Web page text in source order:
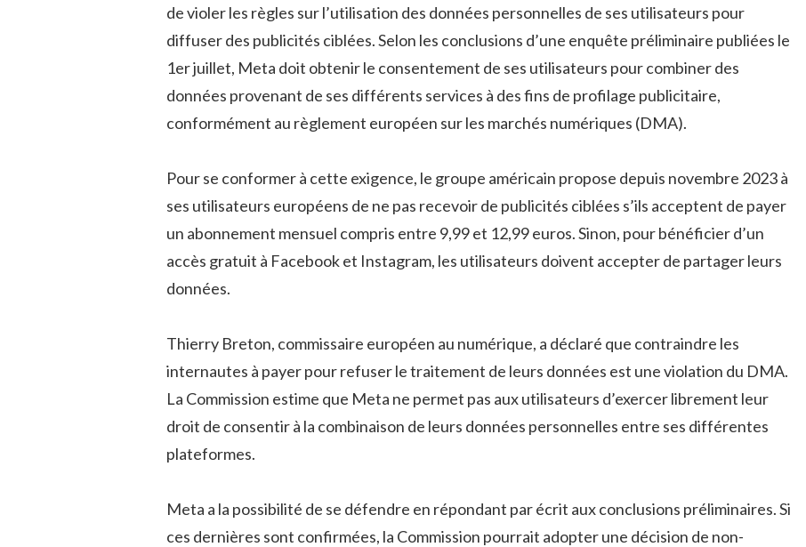
de violer les règles sur l’utilisation des données personnelles de ses utilisateurs pour
diffuser des publicités ciblées. Selon les conclusions d’une enquête préliminaire publiées le
1er juillet, Meta doit obtenir le consentement de ses utilisateurs pour combiner des
données provenant de ses différents services à des fins de profilage publicitaire,
conformément au règlement européen sur les marchés numériques (DMA).
Pour se conformer à cette exigence, le groupe américain propose depuis novembre 2023 à
ses utilisateurs européens de ne pas recevoir de publicités ciblées s’ils acceptent de payer
un abonnement mensuel compris entre 9,99 et 12,99 euros. Sinon, pour bénéficier d’un
accès gratuit à Facebook et Instagram, les utilisateurs doivent accepter de partager leurs
données.
Thierry Breton, commissaire européen au numérique, a déclaré que contraindre les
internautes à payer pour refuser le traitement de leurs données est une violation du DMA.
La Commission estime que Meta ne permet pas aux utilisateurs d’exercer librement leur
droit de consentir à la combinaison de leurs données personnelles entre ses différentes
plateformes.
Meta a la possibilité de se défendre en répondant par écrit aux conclusions préliminaires. Si
ces dernières sont confirmées, la Commission pourrait adopter une décision de non-